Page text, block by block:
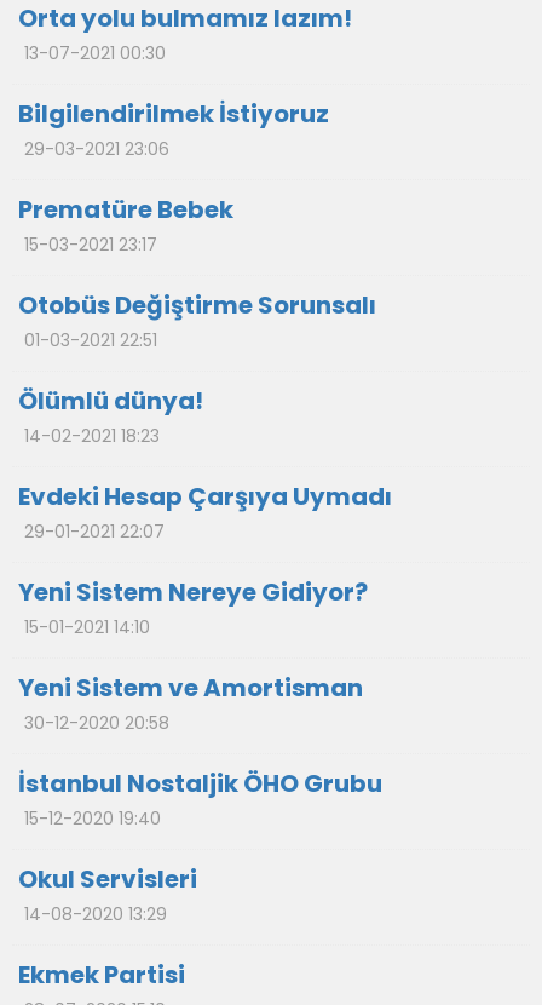
Orta yolu bulmamız lazım!
13-07-2021 00:30
Bilgilendirilmek İstiyoruz
29-03-2021 23:06
Prematüre Bebek
15-03-2021 23:17
Otobüs Değiştirme Sorunsalı
01-03-2021 22:51
Ölümlü dünya!
14-02-2021 18:23
Evdeki Hesap Çarşıya Uymadı
29-01-2021 22:07
Yeni Sistem Nereye Gidiyor?
15-01-2021 14:10
Yeni Sistem ve Amortisman
30-12-2020 20:58
İstanbul Nostaljik ÖHO Grubu
15-12-2020 19:40
Okul Servisleri
14-08-2020 13:29
Ekmek Partisi